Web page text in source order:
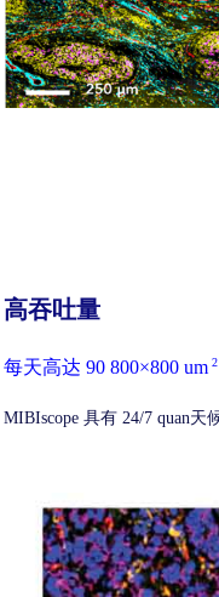
高吞吐量
每天高达 90 800×800 um 2
MIBIscope 具有 24/7 quan